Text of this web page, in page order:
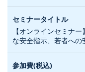
【オンラインセミナ
な安全指示、若者への